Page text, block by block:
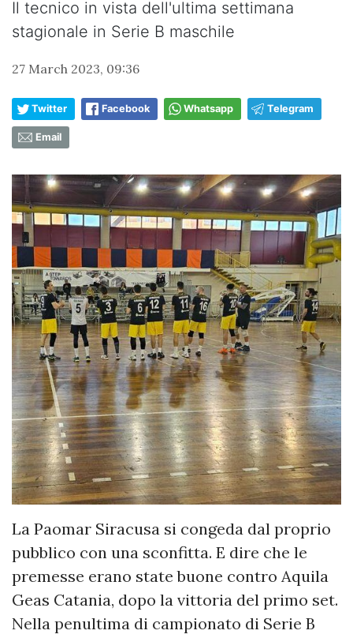
Il tecnico in vista dell'ultima settimana
stagionale in Serie B maschile
27 March 2023, 09:36
Twitter Facebook Whatsapp Telegram
Email
La Paomar Siracusa si congeda dal proprio
pubblico con una sconfitta. E dire che le
premesse erano state buone contro Aquila
Geas Catania, dopo la vittoria del primo set.
Nella penultima di campionato di Serie B